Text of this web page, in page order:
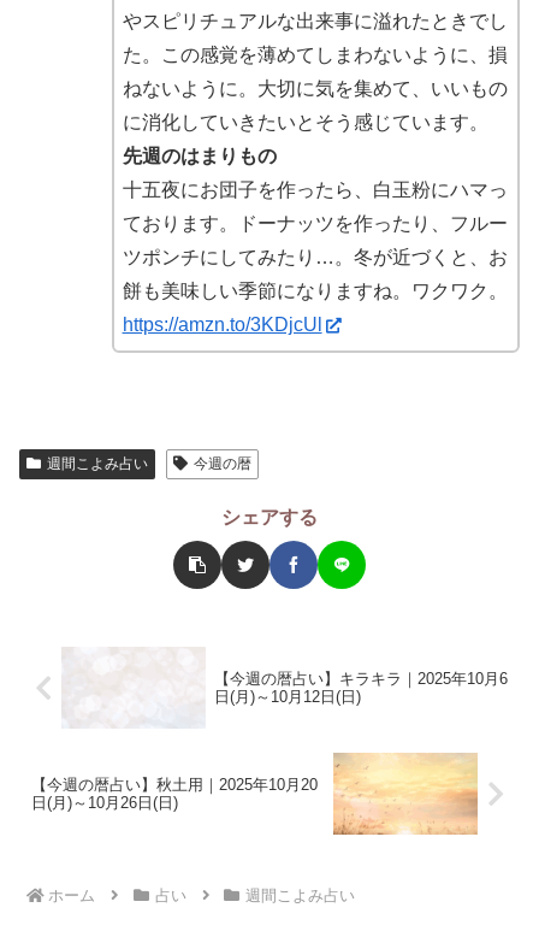
やスピリチュアルな出来事に溢れたときでし
た。この感覚を薄めてしまわないように、損
ねないように。大切に気を集めて、いいもの
に消化していきたいとそう感じています。
先週のはまりもの
十五夜にお団子を作ったら、白玉粉にハマっ
ております。ドーナッツを作ったり、フルー
ツポンチにしてみたり…。冬が近づくと、お
餅も美味しい季節になりますね。ワクワク。
https://amzn.to/3KDjcUl
週間こよみ占い 今週の暦
シェアする
【今週の暦占い】キラキラ｜2025年10月6
日(月)～10月12日(日)
【今週の暦占い】秋土用｜2025年10月20
日(月)～10月26日(日)
ホーム 占い 週間こよみ占い